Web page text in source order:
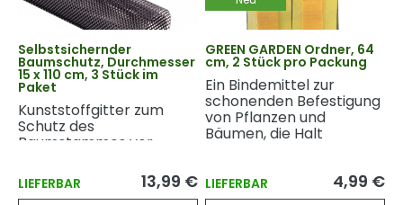
Selbstsichernder
Baumschutz, Durchmesser
15 x 110 cm, 3 Stück im
Paket
Kunststoffgitter zum
Schutz des
Baumstammes vor
LIEFERBAR 13,99 €
GREEN GARDEN Ordner, 64
cm, 2 Stück pro Packung
Ein Bindemittel zur
schonenden Befestigung
von Pflanzen und
Bäumen, die Halt
LIEFERBAR 4,99 €